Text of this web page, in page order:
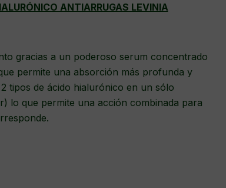
ANTIARRUGAS LEVINIA
gracias a un poderoso serum concentrado
permite una absorción más profunda y
tipos de ácido hialurónico en un sólo
lo que permite una acción combinada para